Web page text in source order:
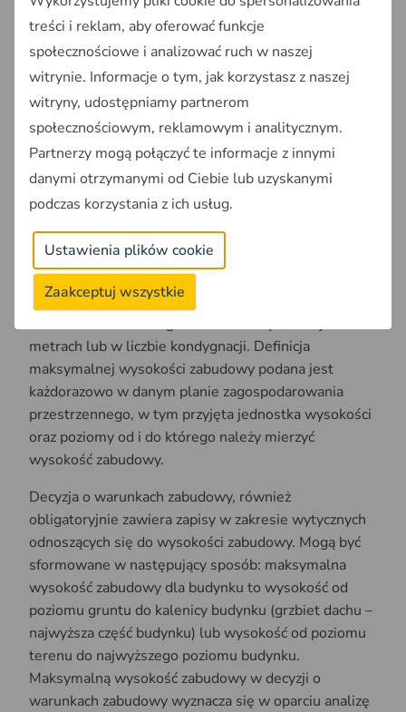
rys. wskaźnik powierzchni biologicznie czynnej
Maksymalna wysokość zabudowy
Maksymalna wysokość zabudowy
wysokości budynki mogą powstać na danym
metrach lub w liczbie kondygnacji. Definicja
maksymalnej wysokości zabudowy podana jest
każdorazowo w danym planie zagospodarowania
przestrzennego, w tym przyjęta jednostka wysokości
oraz poziomy od i do którego należy mierzyć
wysokość zabudowy.
Decyzja o warunkach zabudowy, również
obligatoryjnie zawiera zapisy w zakresie wytycznych
odnoszących się do wysokości zabudowy. Mogą być
sformowane w następujący sposób: maksymalna
wysokość zabudowy dla budynku to wysokość od
poziomu gruntu do kalenicy budynku (grzbiet dachu –
najwyższa część budynku) lub wysokość od poziomu
terenu do najwyższego poziomu budynku.
Maksymalną wysokość zabudowy w decyzji o
warunkach zabudowy wyznacza się w oparciu analizę
treści i reklam, aby oferować funkcje
społecznościowe i analizować ruch w naszej
witrynie. Informacje o tym, jak korzystasz z naszej
witryny, udostępniamy partnerom
społecznościowym, reklamowym i analitycznym.
Partnerzy mogą połączyć te informacje z innymi
danymi otrzymanymi od Ciebie lub uzyskanymi
podczas korzystania z ich usług.
Ustawienia plików cookie
Zaakceptuj wszystkie